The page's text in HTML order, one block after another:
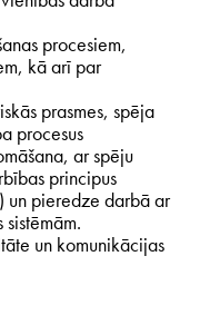
procesiem,
kā arī par
prasmes, spēja
procesus
ar spēju
principus
un pieredze darbā ar
un komunikācijas